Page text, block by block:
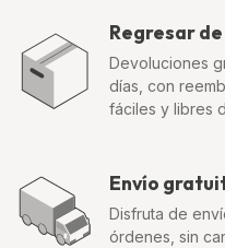
Regresar
Devoluciones
días, con
fáciles y libres
Envío
Disfruta de
órdenes, sin